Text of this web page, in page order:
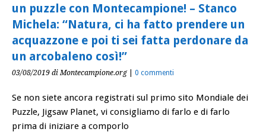
un puzzle con Montecampione! – Stanco
Michela: “Natura, ci ha fatto prendere un
acquazzone e poi ti sei fatta perdonare da
un arcobaleno così!”
03/08/2019 di Montecampione.org| 0 commenti
Se non siete ancora registrati sul primo sito Mondiale dei
Puzzle, Jigsaw Planet, vi consigliamo di farlo e di farlo
prima di iniziare a comporlo